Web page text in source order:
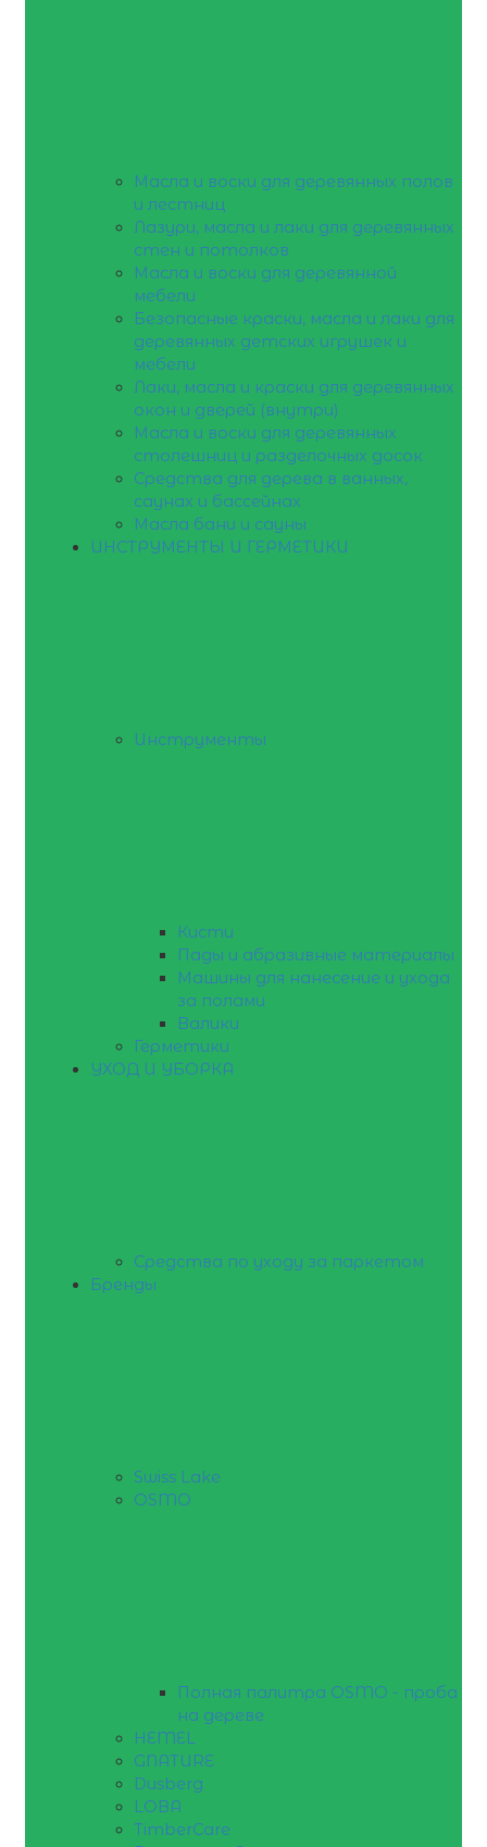
Масла и воски для деревянных полов
и лестниц
Лазури, масла и лаки для деревянных
стен и потолков
Масла и воски для деревянной
мебели
Безопасные краски, масла и лаки для
деревянных детских игрушек и
мебели
Лаки, масла и краски для деревянных
окон и дверей (внутри)
Масла и воски для деревянных
столешниц и разделочных досок
Средства для дерева в ванных,
саунах и бассейнах
Масла бани и сауны
ИНСТРУМЕНТЫ И ГЕРМЕТИКИ
Инструменты
Кисти
Пады и абразивные материалы
Машины для нанесение и ухода
за полами
Валики
Герметики
УХОД И УБОРКА
Средства по уходу за паркетом
Бренды
Swiss Lake
OSMO
Полная палитра OSMO - проба
на дереве
HEMEL
GNATURE
Dusberg
LOBA
TimberCare